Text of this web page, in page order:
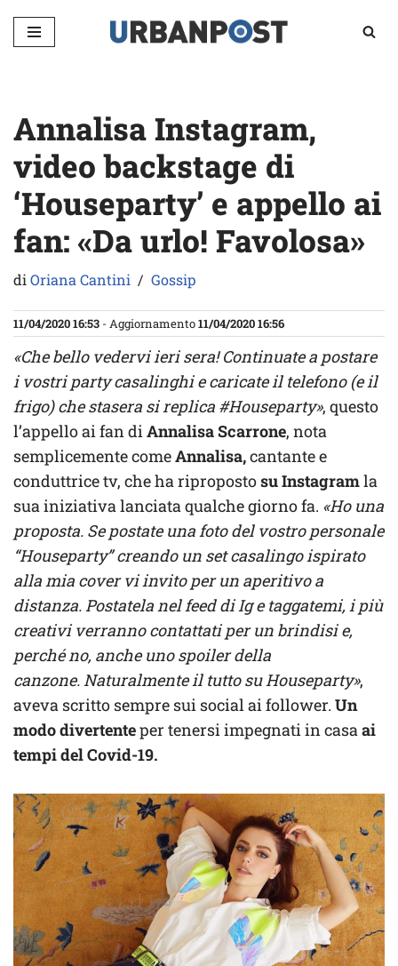
Vai
Annalisa Instagram,
video backstage di
‘Houseparty’ e appello ai
fan: «Da urlo! Favolosa»
diOriana Cantini Gossip
11/04/2020 16:53 - Aggiornamento11/04/2020 16:56
«Che bello vedervi ieri sera! Continuate a postare
i vostri party casalinghi e caricate il telefono (e il
frigo) che stasera si replica #Houseparty», questo
l’appello ai fan diAnnalisa Scarrone, nota
semplicemente comeAnnalisa,cantante e
conduttrice tv, che ha ripropostosu Instagramla
sua iniziativa lanciata qualche giorno fa. «Ho una
proposta. Se postate una foto del vostro personale
“Houseparty” creando un set casalingo ispirato
alla mia cover vi invito per un aperitivo a
distanza. Postatela nel feed di Ig e taggatemi, i più
creativi verranno contattati per un brindisi e,
perché no, anche uno spoiler della
canzone. Naturalmente il tutto su Houseparty»,
aveva scritto sempre sui social ai follower. Un
modo divertenteper tenersi impegnati in casaai
tempi del Covid-19.